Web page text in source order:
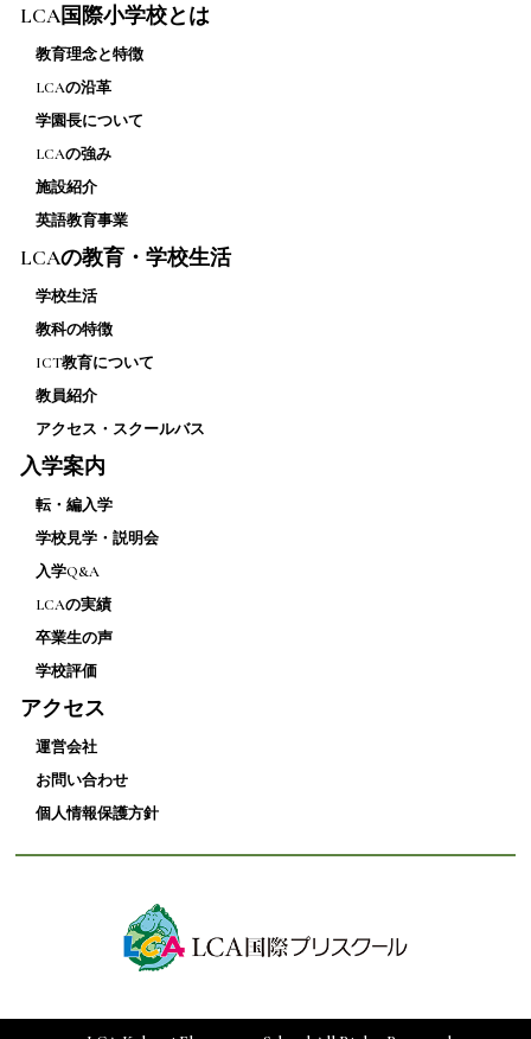
LCA国際小学校とは
教育理念と特徴
LCAの沿革
学園長について
LCAの強み
施設紹介
英語教育事業
LCAの教育・学校生活
学校生活
教科の特徴
ICT教育について
教員紹介
アクセス・スクールバス
入学案内
転・編入学
学校見学・説明会
入学Q&A
LCAの実績
卒業生の声
学校評価
アクセス
運営会社
お問い合わせ
個人情報保護方針